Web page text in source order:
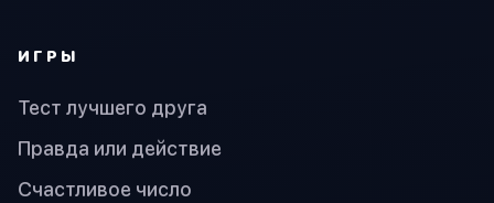
ИГРЫ
Тест лучшего друга
Правда или действие
Счастливое число